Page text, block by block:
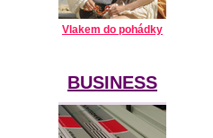
Vlakem do pohádky
BUSINESS